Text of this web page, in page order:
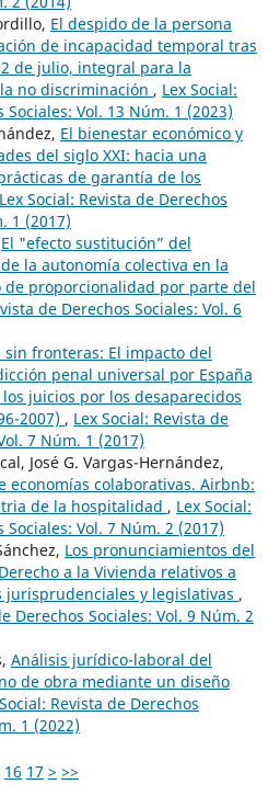
El despido de la persona
de incapacidad temporal tras
de julio, integral para la
no discriminación , Lex Social:
Sociales: Vol. 13 Núm. 1 (2023)
El bienestar económico y
del siglo XXI: hacia una
de garantía de los
Lex Social: Revista de Derechos
1 (2017)
El "efecto sustitución” del
la autonomía colectiva en la
proporcionalidad por parte del
de Derechos Sociales: Vol. 6
sin fronteras: El impacto del
penal universal por España
juicios por los desaparecidos
2007) , Lex Social: Revista de
7 Núm. 1 (2017)
José G. Vargas-Hernández,
economías colaborativas. Airbnb:
de la hospitalidad , Lex Social:
Sociales: Vol. 7 Núm. 2 (2017)
Los pronunciamientos del
a la Vivienda relativos a
jurisprudenciales y legislativas ,
Derechos Sociales: Vol. 9 Núm. 2
Análisis jurídico-laboral del
de obra mediante un diseño
Revista de Derechos
1 (2022)
16 17 > >>